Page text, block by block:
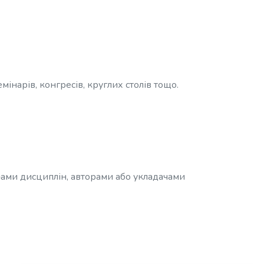
конгресів, круглих столів тощо.
дисциплін, авторами або укладачами